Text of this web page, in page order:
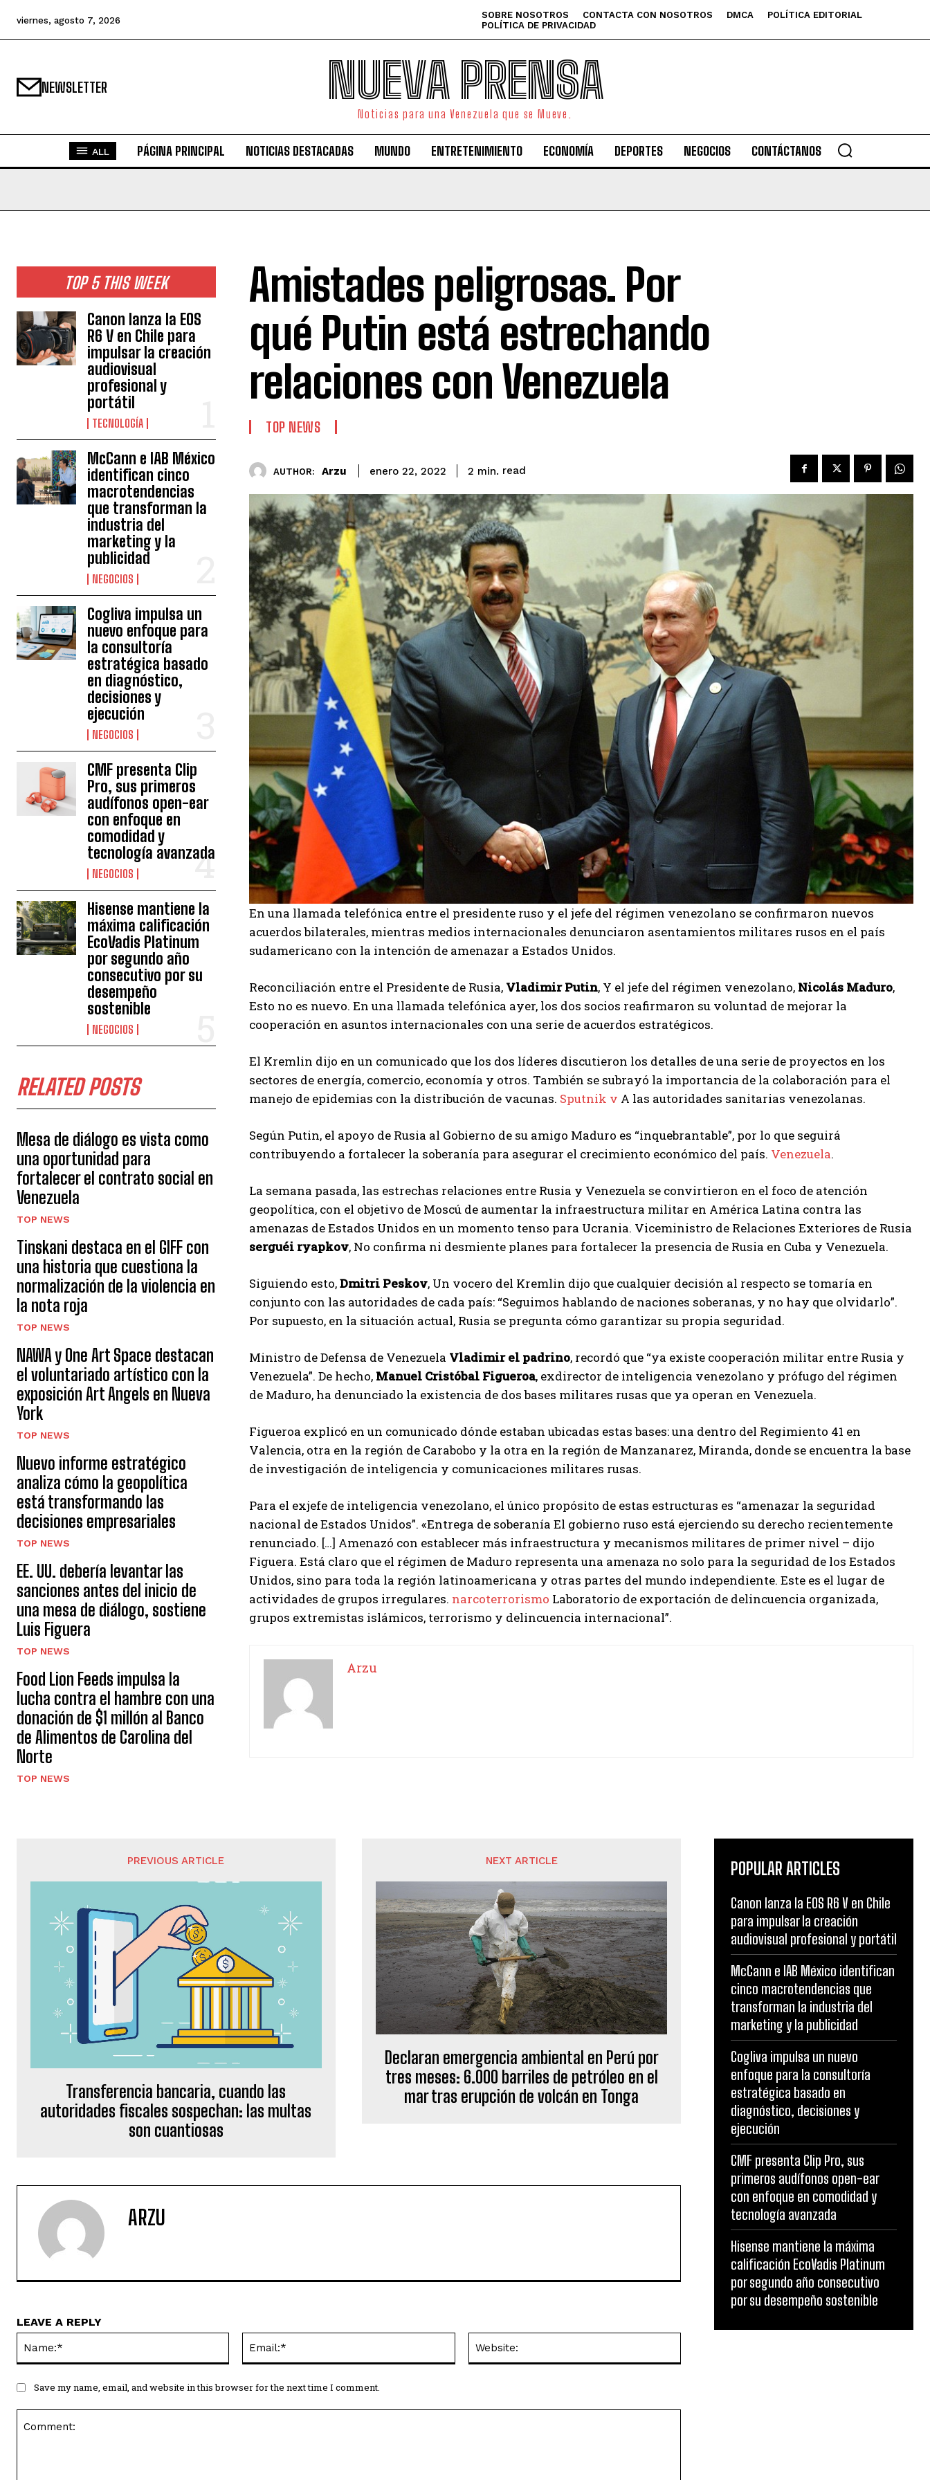
I WANT IN
Arzu
viernes, agosto 7, 2026 SOBRE NOSOTROS CONTACTA CON NOSOTROS DMCA
POLÍTICA EDITORIAL
POLÍTICA DE PRIVACIDAD
NEWSLETTER NUEVA PRENSA
Noticias para una Venezuela que se Mueve.
ALL PÁGINA PRINCIPAL NOTICIAS DESTACADAS MUNDO ENTRETENIMIENTO ECONOMÍA DEPORTES NEGOCIOS CONTÁCTANOS
TOP 5 THIS WEEK
Canon lanza la EOS
R6 V en Chile para
impulsar la creación
audiovisual
profesional y
portátil
TECNOLOGÍA
McCann e IAB México
identifican cinco
macrotendencias
que transforman la
industria del
marketing y la
publicidad
NEGOCIOS
Cogliva impulsa un
nuevo enfoque para
la consultoría
estratégica basado
en diagnóstico,
decisiones y
ejecución
NEGOCIOS
CMF presenta Clip
Pro, sus primeros
audífonos open-ear
con enfoque en
comodidad y
tecnología avanzada
NEGOCIOS
Hisense mantiene la
máxima calificación
EcoVadis Platinum
por segundo año
consecutivo por su
desempeño
sostenible
NEGOCIOS
RELATED POSTS
Mesa de diálogo es vista como
una oportunidad para
fortalecer el contrato social en
Venezuela
TOP NEWS
Tinskani destaca en el GIFF con
una historia que cuestiona la
normalización de la violencia en
la nota roja
TOP NEWS
NAWA y One Art Space destacan
el voluntariado artístico con la
exposición Art Angels en Nueva
York
TOP NEWS
Nuevo informe estratégico
analiza cómo la geopolítica
está transformando las
decisiones empresariales
TOP NEWS
EE. UU. debería levantar las
sanciones antes del inicio de
una mesa de diálogo, sostiene
Luis Figuera
TOP NEWS
Food Lion Feeds impulsa la
lucha contra el hambre con una
donación de $1 millón al Banco
de Alimentos de Carolina del
Norte
TOP NEWS
Amistades peligrosas. Por
qué Putin está estrechando
relaciones con Venezuela
TOP NEWS
AUTHOR: Arzu enero 22, 2022 2 min. read
En una llamada telefónica entre el presidente ruso y el jefe del régimen venezolano se confirmaron nuevos
acuerdos bilaterales, mientras medios internacionales denunciaron asentamientos militares rusos en el país
sudamericano con la intención de amenazar a Estados Unidos.
Reconciliación entre el Presidente de Rusia, Vladimir Putin, Y el jefe del régimen venezolano, Nicolás Maduro,
Esto no es nuevo. En una llamada telefónica ayer, los dos socios reafirmaron su voluntad de mejorar la
cooperación en asuntos internacionales con una serie de acuerdos estratégicos.
El Kremlin dijo en un comunicado que los dos líderes discutieron los detalles de una serie de proyectos en los
sectores de energía, comercio, economía y otros. También se subrayó la importancia de la colaboración para el
manejo de epidemias con la distribución de vacunas. Sputnik v A las autoridades sanitarias venezolanas.
Según Putin, el apoyo de Rusia al Gobierno de su amigo Maduro es “inquebrantable”, por lo que seguirá
contribuyendo a fortalecer la soberanía para asegurar el crecimiento económico del país. Venezuela.
La semana pasada, las estrechas relaciones entre Rusia y Venezuela se convirtieron en el foco de atención
geopolítica, con el objetivo de Moscú de aumentar la infraestructura militar en América Latina contra las
amenazas de Estados Unidos en un momento tenso para Ucrania. Viceministro de Relaciones Exteriores de Rusia
serguéi ryapkov, No confirma ni desmiente planes para fortalecer la presencia de Rusia en Cuba y Venezuela.
Siguiendo esto,Dmitri Peskov, Un vocero del Kremlin dijo que cualquier decisión al respecto se tomaría en
conjunto con las autoridades de cada país: “Seguimos hablando de naciones soberanas, y no hay que olvidarlo”.
Por supuesto, en la situación actual, Rusia se pregunta cómo garantizar su propia seguridad.
Ministro de Defensa de Venezuela Vladimir el padrino, recordó que “ya existe cooperación militar entre Rusia y
Venezuela”. De hecho, Manuel Cristóbal Figueroa, exdirector de inteligencia venezolano y prófugo del régimen
de Maduro, ha denunciado la existencia de dos bases militares rusas que ya operan en Venezuela.
Figueroa explicó en un comunicado dónde estaban ubicadas estas bases: una dentro del Regimiento 41 en
Valencia, otra en la región de Carabobo y la otra en la región de Manzanarez, Miranda, donde se encuentra la base
de investigación de inteligencia y comunicaciones militares rusas.
Para el exjefe de inteligencia venezolano, el único propósito de estas estructuras es “amenazar la seguridad
nacional de Estados Unidos”. «Entrega de soberanía El gobierno ruso está ejerciendo su derecho recientemente
renunciado. […] Amenazó con establecer más infraestructura y mecanismos militares de primer nivel – dijo
Figuera. Está claro que el régimen de Maduro representa una amenaza no solo para la seguridad de los Estados
Unidos, sino para toda la región latinoamericana y otras partes del mundo independiente. Este es el lugar de
actividades de grupos irregulares. narcoterrorismo Laboratorio de exportación de delincuencia organizada,
grupos extremistas islámicos, terrorismo y delincuencia internacional”.
Arzu
PREVIOUS ARTICLE
Transferencia bancaria, cuando las
autoridades fiscales sospechan: las multas
son cuantiosas
NEXT ARTICLE
Declaran emergencia ambiental en Perú por
tres meses: 6.000 barriles de petróleo en el
mar tras erupción de volcán en Tonga
ARZU
LEAVE A REPLY
Save my name, email, and website in this browser for the next time I comment.
POPULAR ARTICLES
Canon lanza la EOS R6 V en Chile
para impulsar la creación
audiovisual profesional y portátil
McCann e IAB México identifican
cinco macrotendencias que
transforman la industria del
marketing y la publicidad
Cogliva impulsa un nuevo
enfoque para la consultoría
estratégica basado en
diagnóstico, decisiones y
ejecución
CMF presenta Clip Pro, sus
primeros audífonos open-ear
con enfoque en comodidad y
tecnología avanzada
Hisense mantiene la máxima
calificación EcoVadis Platinum
por segundo año consecutivo
por su desempeño sostenible